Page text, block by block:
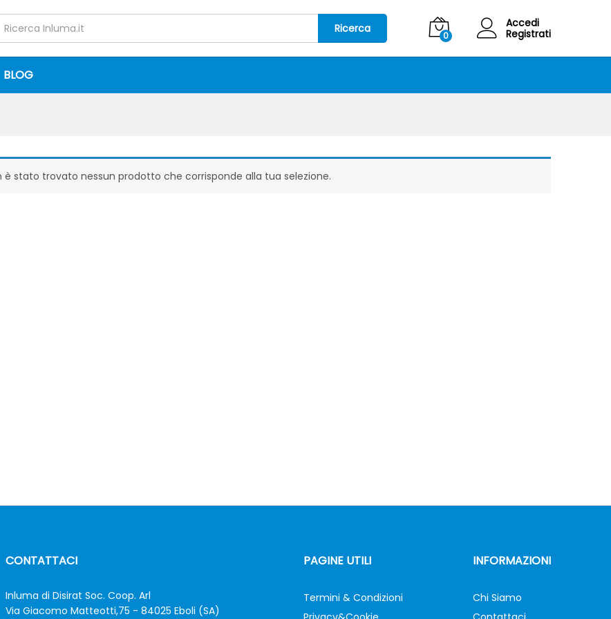
Ricerca
0
Accedi
Registrati
BLOG
è stato trovato nessun prodotto che corrisponde alla tua selezione.
CONTATTACI
Inluma di Disirat Soc. Coop. Arl
Via Giacomo Matteotti,75 - 84025 Eboli (SA)
PAGINE UTILI
Termini & Condizioni
INFORMAZIONI
Chi Siamo